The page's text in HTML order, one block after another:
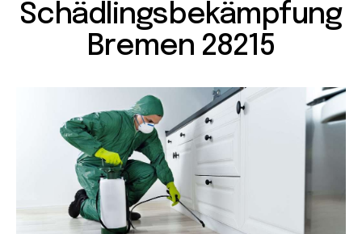
Schädlingsbekämpfung
Bremen 28215